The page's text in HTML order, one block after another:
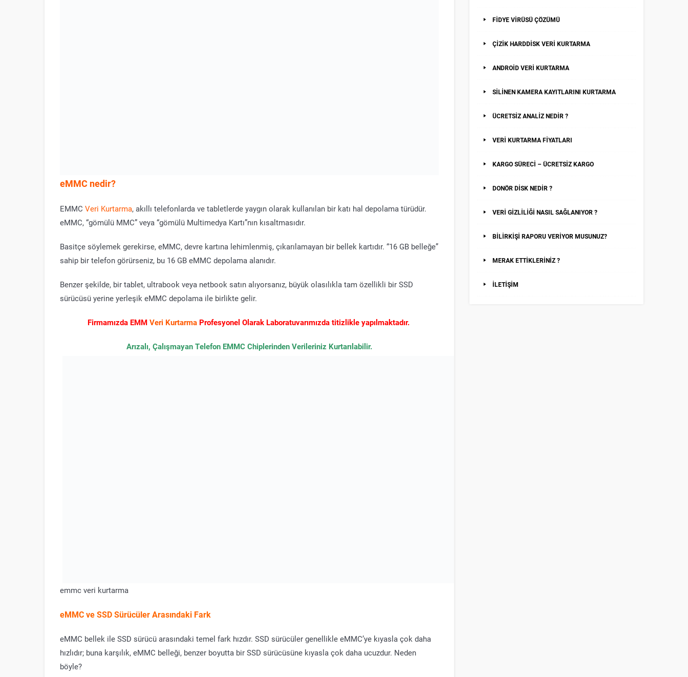
eMMC nedir?
EMMC Veri Kurtarma, akıllı telefonlarda ve tabletlerde yaygın olarak kullanılan bir katı hal depolama türüdür.
eMMC, “gömülü MMC” veya “gömülü Multimedya Kartı”nın kısaltmasıdır.
Basitçe söylemek gerekirse, eMMC, devre kartına lehimlenmiş, çıkarılamayan bir bellek kartıdır. “16 GB belleğe”
sahip bir telefon görürseniz, bu 16 GB eMMC depolama alanıdır.
Benzer şekilde, bir tablet, ultrabook veya netbook satın alıyorsanız, büyük olasılıkla tam özellikli bir SSD
sürücüsü yerine yerleşik eMMC depolama ile birlikte gelir.
Firmamızda EMM Veri KurtarmaProfesyonel Olarak Laboratuvarımızda titizlikle yapılmaktadır.
Arızalı, Çalışmayan Telefon EMMC Chiplerinden Verileriniz Kurtarılabilir.
emmc veri kurtarma
eMMC ve SSD Sürücüler Arasındaki Fark
eMMC bellek ile SSD sürücü arasındaki temel fark hızdır. SSD sürücüler genellikle eMMC’ye kıyasla çok daha
hızlıdır; buna karşılık, eMMC belleği, benzer boyutta bir SSD sürücüsüne kıyasla çok daha ucuzdur. Neden
böyle?
FİDYE VİRÜSÜ ÇÖZÜMÜ
ÇİZİK HARDDİSK VERİ KURTARMA
ANDROİD VERİ KURTARMA
SİLİNEN KAMERA KAYITLARINI KURTARMA
ÜCRETSİZ ANALİZ NEDİR ?
VERİ KURTARMA FİYATLARI
KARGO SÜRECİ – ÜCRETSİZ KARGO
DONÖR DİSK NEDİR ?
VERİ GİZLİLİĞİ NASIL SAĞLANIYOR ?
BİLİRKİŞİ RAPORU VERİYOR MUSUNUZ?
MERAK ETTİKLERİNİZ ?
İLETİŞİM